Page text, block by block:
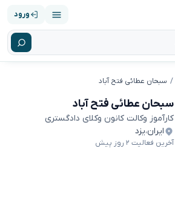
ورود
سبحان عطائی فتح آباد
سبحان عطائی فتح آباد
کارآموز وکالت کانون وکلای دادگستری
ایران،یزد
آخرین فعالیت ۲ روز پیش